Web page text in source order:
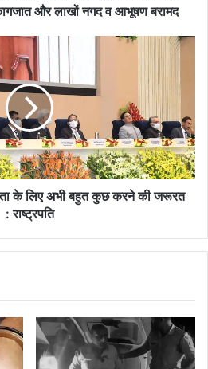
और लाखों नगद व आभूषण बरामद
के लिए अभी बहुत कुछ करने की जरूरत
: राष्ट्रपति